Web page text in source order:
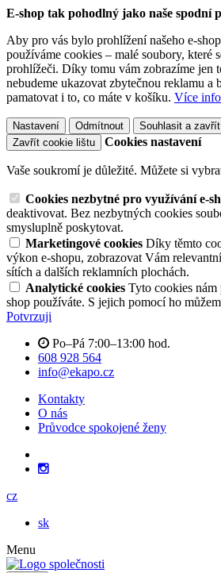
E-shop tak pohodlný jako naše spodní
Aby pro vás bylo prohlížení našeho e-
používáme cookies – malé soubory, které
prohlížeči. Díky tomu vám zobrazíme jen
nebudeme ukazovat zbytečnou reklamu a
pamatovat i to, co máte v košíku. Více
Nastavení Odmítnout
Souhlasit a zavřít
Zavřít cookie lištu
Cookies nastavení
Vaše soukromí je důležité. Můžete si
Cookies nezbytné pro využívání e-
deaktivovat. Bez nezbytných cookies
smysluplně poskytovat.
Marketingové cookies Díky těmto
výkon e-shopu, zobrazovat Vám
sítích a dalších reklamních plochách.
Analytické cookies Tyto cookies
shop používáte. S jejich pomocí ho
Potvrzuji
Po–Pá 7:00–13:00 hod.
608 928 564
info@ekapo.cz
Kontakty
O nás
Průvodce spokojené ženy
cz
sk
Menu